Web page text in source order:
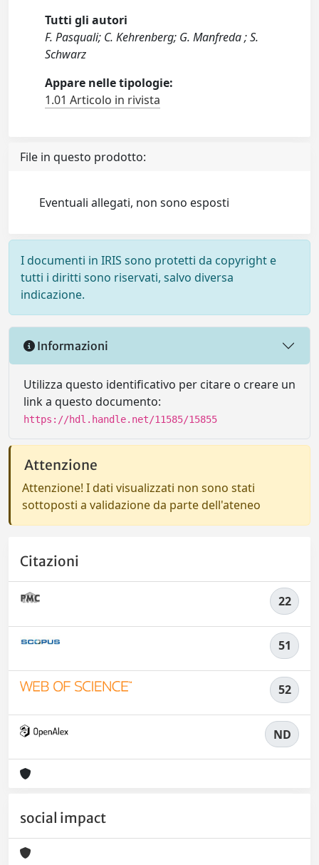
Tutti gli autori
F. Pasquali; C. Kehrenberg; G. Manfreda ; S.
Schwarz
Appare nelle tipologie:
1.01 Articolo in rivista
File in questo prodotto:
Eventuali allegati, non sono esposti
I documenti in IRIS sono protetti da copyright e
tutti i diritti sono riservati, salvo diversa
indicazione.
Informazioni
Utilizza questo identificativo per citare o creare un
link a questo documento:
https://hdl.handle.net/11585/15855
Attenzione
Attenzione! I dati visualizzati non sono stati
sottoposti a validazione da parte dell'ateneo
Citazioni
22
51
52
ND
social impact